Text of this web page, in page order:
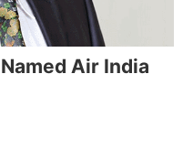
Air India